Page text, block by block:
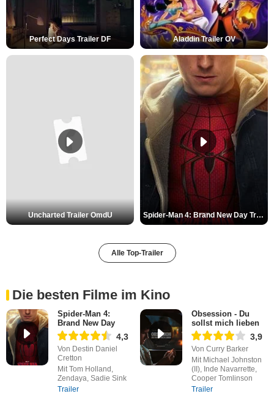
Perfect Days Trailer DF Aladdin Trailer OV
Uncharted Trailer OmdU Spider-Man 4: Brand New Day Trailer (3) DF
Alle Top-Trailer
Die besten Filme im Kino
Spider-Man 4:
Brand New Day
4,3
Von Destin Daniel
Cretton
Mit Tom Holland,
Zendaya, Sadie Sink
Trailer
Obsession - Du
sollst mich lieben
3,9
Von Curry Barker
Mit Michael Johnston
(II), Inde Navarrette,
Cooper Tomlinson
Trailer